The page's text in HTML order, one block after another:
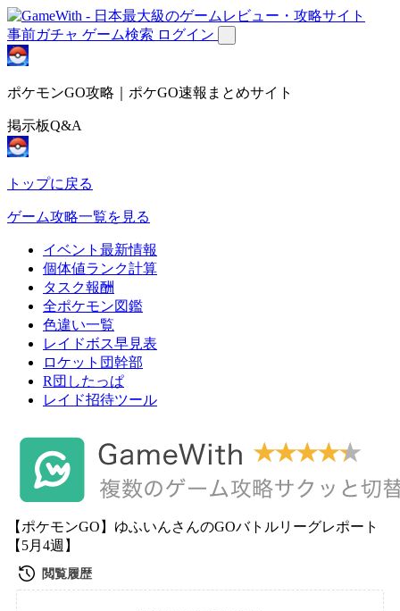
事前ガチャ ゲーム検索 ログイン
ポケモンGO攻略｜ポケGO速報まとめサイト
掲示板Q&A
トップに戻る
ゲーム攻略一覧を見る
イベント最新情報
個体値ランク計算
タスク報酬
全ポケモン図鑑
色違い一覧
レイドボス早見表
ロケット団幹部
R団したっぱ
レイド招待ツール
【ポケモンGO】ゆふいんさんのGOバトルリーグレポート
【5月4週】